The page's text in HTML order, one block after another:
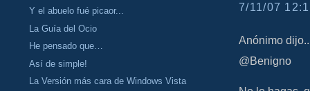
Y el abuelo fué picaor...
La Guía del Ocio
He pensado que…
Así de simple!
La Versión más cara de Windows Vista
7/11/07
Anónimo
@Benigno